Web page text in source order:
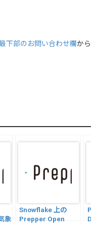
下部のお問い合わせ欄から
象
Snowflake 上の
Prepper Open